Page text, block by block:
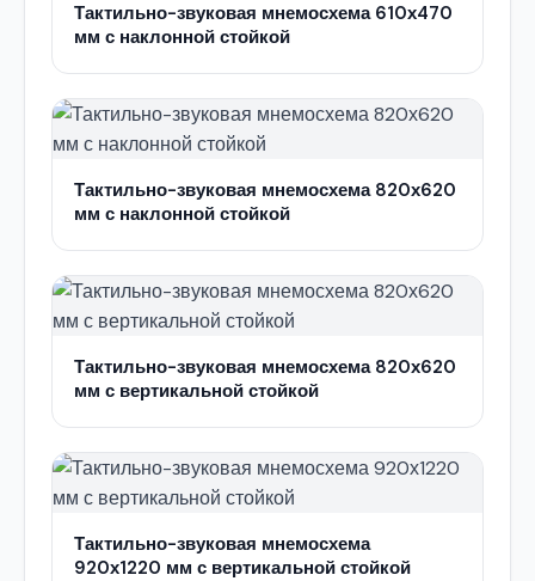
Тактильно-звуковая мнемосхема 610х470
мм с наклонной стойкой
Тактильно-звуковая мнемосхема 820х620
мм с наклонной стойкой
Тактильно-звуковая мнемосхема 820х620
мм с вертикальной стойкой
Тактильно-звуковая мнемосхема
920х1220 мм с вертикальной стойкой